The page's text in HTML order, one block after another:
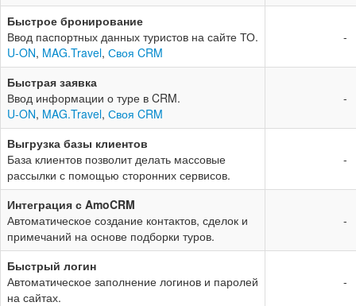
Быстрое бронирование
Ввод паспортных данных туристов на сайте ТО.
U-ON, MAG.Travel, Своя CRM
-
Быстрая заявка
Ввод информации о туре в CRM.
U-ON, MAG.Travel, Своя CRM
-
Выгрузка базы клиентов
База клиентов позволит делать массовые
рассылки с помощью сторонних сервисов.
-
Интеграция с AmoCRM
Автоматическое создание контактов, сделок и
примечаний на основе подборки туров.
-
Быстрый логин
Автоматическое заполнение логинов и паролей
на сайтах.
-